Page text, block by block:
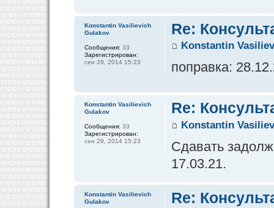
Re:
Konstantin
поправка:
Konstantin Vasilievich
Gulakov
Сообщения: 33
Зарегистрирован:
сен 29, 2014 15:23
Re:
Konstantin
Сдавать
17.03.21.
Konstantin Vasilievich
Gulakov
Сообщения: 33
Зарегистрирован:
сен 29, 2014 15:23
Re:
Konstantin Vasilievich
Gulakov